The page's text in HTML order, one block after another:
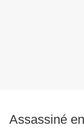
Assassiné